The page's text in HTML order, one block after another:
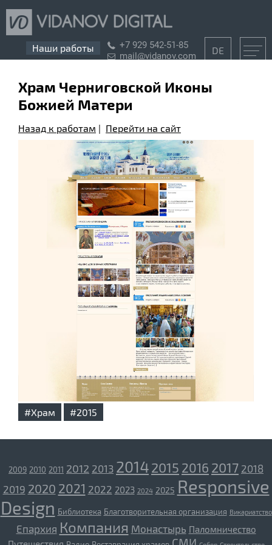
+7 929 542-51-85
mail@vidanov.com
DE
Наши работы
Храм Черниговской Иконы
Божией Матери
Назад к работам | Перейти на сайт
#Храм #2015
2009 2010 2011 2012 2013 20142015 2016 2017 2018
2019 2020 2021 2022 2023 2024 2025 Responsive
Design Библиотека Благотворительная организация Викариатство
Епархия Компания Монастырь Паломничество